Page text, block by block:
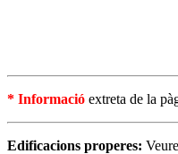
* Informació extreta de la
Edificacions properes: